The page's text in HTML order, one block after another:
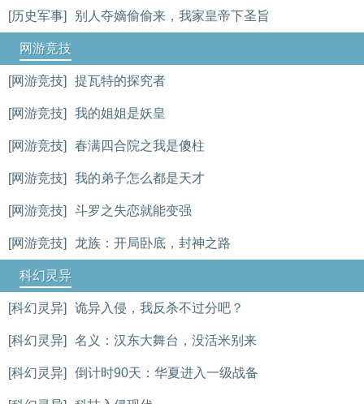
[历史军事] 别人夺嫡偷偷来，我家皇帝下圣旨
网游竞技
[网游竞技] 提瓦特的探究者
[网游竞技] 我的姐姐是妖皇
[网游竞技] 春满四合院之我是傻柱
[网游竞技] 我的弟子怎么都是天才
[网游竞技] 斗罗之失恋就能变强
[网游竞技] 龙族：开局卧底，封神之路
科幻灵异
[科幻灵异] 诡异入侵，我反杀不过分吧？
[科幻灵异] 名义：汉东大舞台，没活米别来
[科幻灵异] 倒计时90天：华夏进入一级战备